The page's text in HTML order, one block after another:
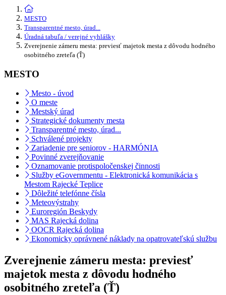
MESTO
Transparentné mesto, úrad...
Úradná tabuľa / verejné vyhlášky
Zverejnenie zámeru mesta: previesť majetok mesta z dôvodu hodného
osobitného zreteľa (Ť)
MESTO
Mesto - úvod
O meste
Mestský úrad
Strategické dokumenty mesta
Transparentné mesto, úrad...
Schválené projekty
Zariadenie pre seniorov - HARMÓNIA
Povinné zverejňovanie
Oznamovanie protispoločenskej činnosti
Služby eGovernmentu - Elektronická komunikácia s
Mestom Rajecké Teplice
Dôležité telefónne čísla
Meteovýstrahy
Euroregión Beskydy
MAS Rajecká dolina
OOCR Rajecká dolina
Ekonomicky oprávnené náklady na opatrovateľskú službu
Zverejnenie zámeru mesta: previesť
majetok mesta z dôvodu hodného
osobitného zreteľa (Ť)